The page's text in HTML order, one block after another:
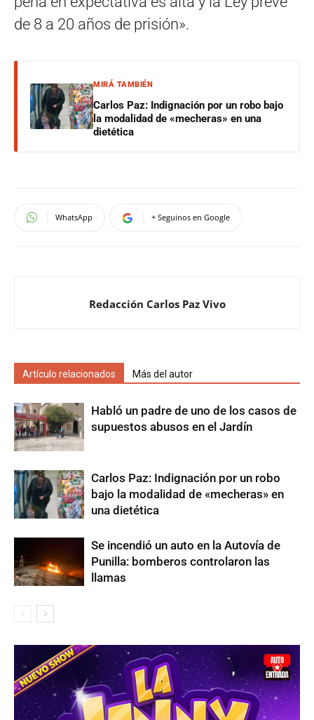
de 8 a 20 años de prisión».
MIRÁ TAMBIÉN
Carlos Paz: Indignación por un robo bajo
la modalidad de «mecheras» en una
dietética
WhatsApp + Seguinos en Google
Redacción Carlos Paz Vivo
Artículo relacionados Más del autor
Habló un padre de uno de los casos de
supuestos abusos en el Jardín
Carlos Paz: Indignación por un robo
bajo la modalidad de «mecheras» en
una dietética
Se incendió un auto en la Autovía de
Punilla: bomberos controlaron las
llamas